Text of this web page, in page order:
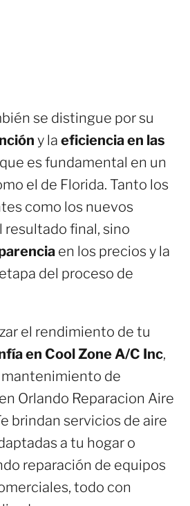
se distingue por su
y la eficiencia en las
es fundamental en un
el de Florida. Tanto los
como los nuevos
resultado final, sino
en los precios y la
del proceso de
el rendimiento de tu
en Cool Zone A/C Inc,
de
Orlando Reparacion Aire
brindan servicios de aire
a tu hogar o
reparación de equipos
todo con